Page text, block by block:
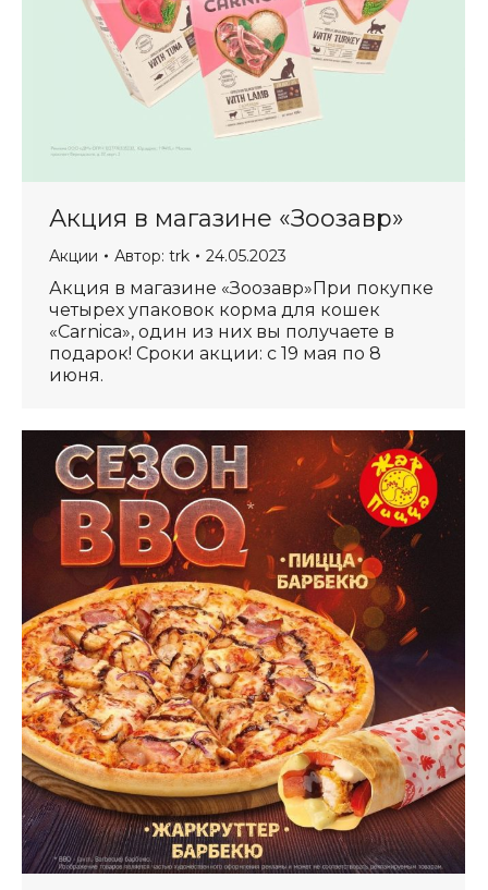
Акция в магазине «Зоозавр»
Акции Автор: trk 24.05.2023
Акция в магазине «Зоозавр»При покупке
четырех упаковок корма для кошек
«Carnica», один из них вы получаете в
подарок! Сроки акции: с 19 мая по 8
июня.